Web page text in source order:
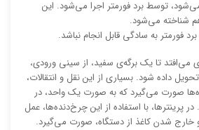
توسط برد فورمتر اجرا می‌شود. این
هم شناخته می‌شود.
به سادگی قابل انجام نباشد.
می‌افتد تا یک برگه‌ی سفید، از سینی ورودی،
داده شود. بسیاری از این نقل و انتقالات،
صورت می‌گیرد که به صورت یک واحد، در
پرینترها، با استفاده از این چرخ‌دنده‌ها، عمل
خارج شدن کاغذ از دستگاه، صورت می‌گیرد.